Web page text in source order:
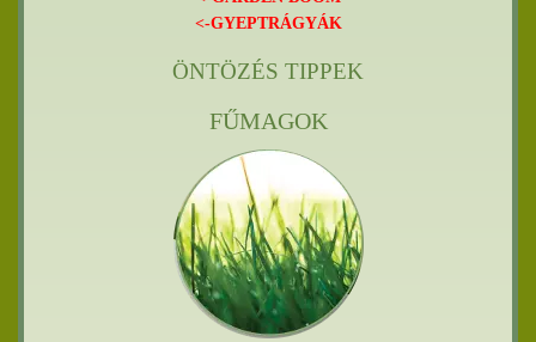
<-GYEPTRÁGYÁK
ÖNTÖZÉS TIPPEK
FŰMAGOK